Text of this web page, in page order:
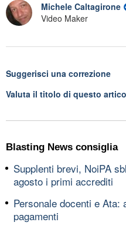
Michele Caltagirone
Video Maker
Suggerisci una correzione
Valuta il titolo di questo
Blasting News consiglia
Supplenti brevi, NoiPA
agosto i primi accrediti
Personale docenti e Ata:
pagamenti